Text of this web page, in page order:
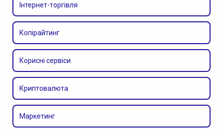
Інтернет-торгівля
Копірайтинг
Корисні сервіси
Криптовалюта
Маркетинг